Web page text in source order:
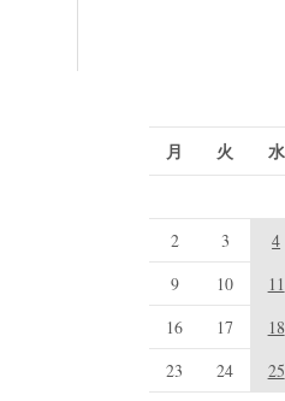
月 火 水
2
3 4
9
10 11
16
17 18
23
24 25